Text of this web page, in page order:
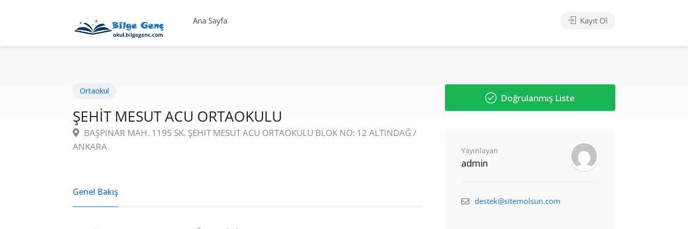
Ana Sayfa Kayıt Ol
Ortaokul
ŞEHİT MESUT ACU ORTAOKULU
BAŞPINAR MAH. 1195 SK. ŞEHIT MESUT ACU ORTAOKULU BLOK NO: 12 ALTINDAĞ /
ANKARA
Genel Bakış
Doğrulanmış Liste
Yayınlayan
admin
destek@sitemolsun.com